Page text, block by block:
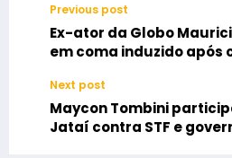
Previous post
Ex-ator da Globo
em coma induzido após
Next post
Maycon Tombini
Jataí contra STF e